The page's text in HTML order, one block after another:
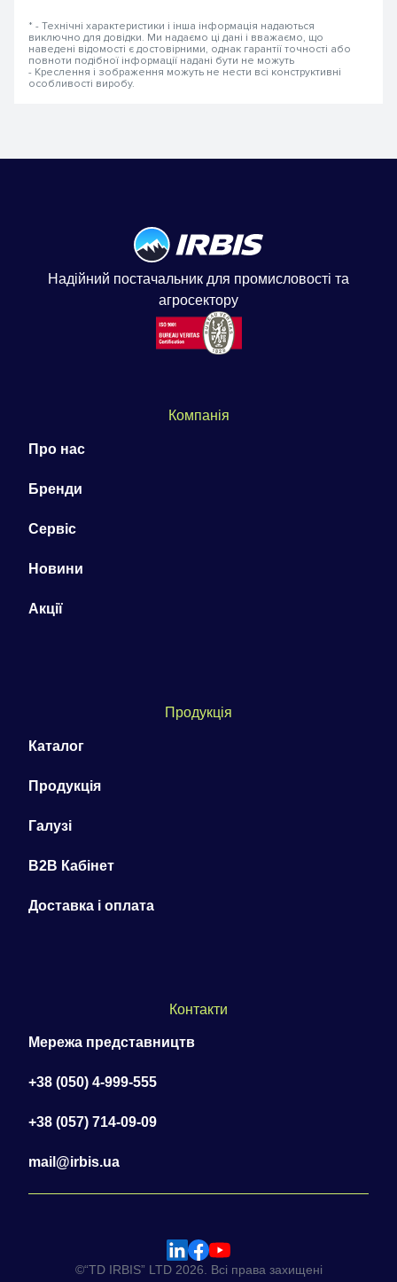
* - Технічні характеристики і інша інформація надаються
виключно для довідки. Ми надаємо ці дані і вважаємо, що
наведені відомості є достовірними, однак гарантії точності або
повноти подібної інформації надані бути не можуть
- Креслення і зображення можуть не нести всі конструктивні
особливості виробу.
Надійний постачальник для промисловості та
агросектору
Компанія
Про нас
Бренди
Сервіс
Новини
Акції
Продукція
Каталог
Продукція
Галузі
B2B Кабінет
Доставка і оплата
Контакти
Мережа представництв
+38 (050) 4-999-555
+38 (057) 714-09-09
mail@irbis.ua
©“TD IRBIS” LTD 2026. Всі права захищені